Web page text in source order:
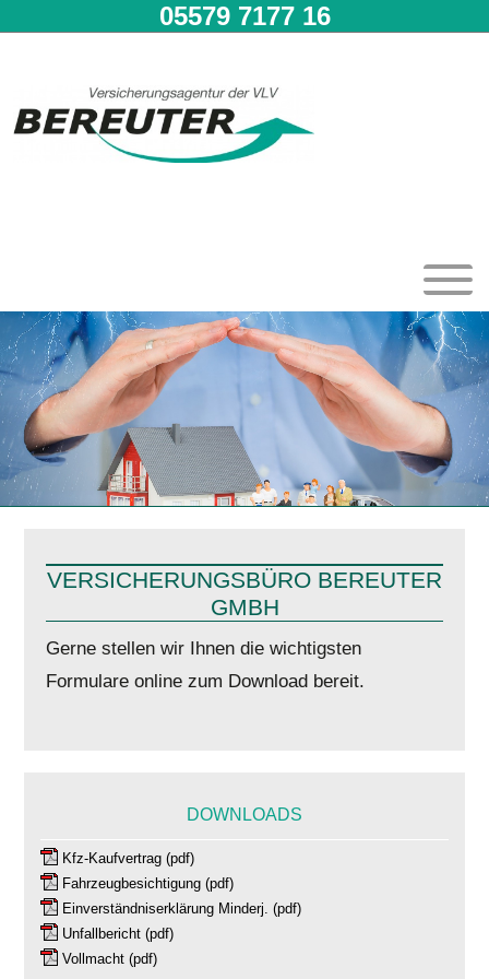
05579 7177 16
VERSICHERUNGSBÜRO BEREUTER
GMBH
Gerne stellen wir Ihnen die wichtigsten
Formulare online zum Download bereit.
DOWNLOADS
Kfz-Kaufvertrag (pdf)
Fahrzeugbesichtigung (pdf)
Einverständniserklärung Minderj. (pdf)
Unfallbericht (pdf)
Vollmacht (pdf)